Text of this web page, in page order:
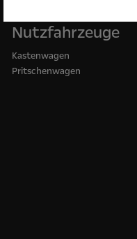
Nutzfahrzeuge
Kastenwagen
Pritschenwagen